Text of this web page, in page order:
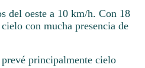
del oeste a 10 km/h. Con 18
con mucha presencia de
principalmente cielo